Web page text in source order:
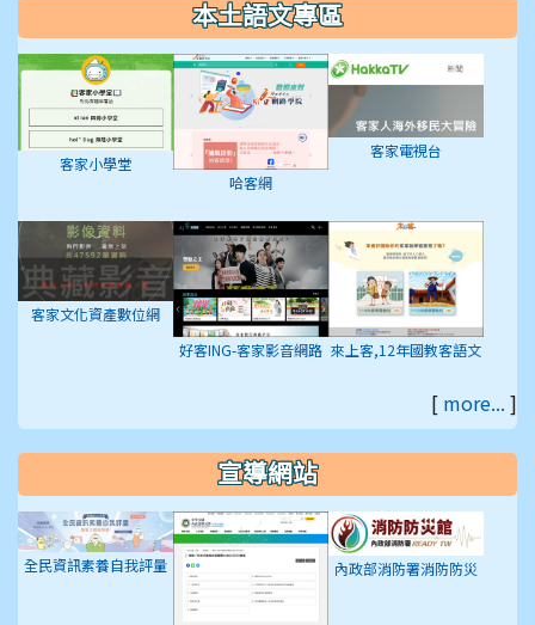
本土語文專區
客家小學堂
哈客網
客家電視台
客家文化資產數位網
好客ING-客家影音網路 來上客,12年國教客語文
[ more... ]
宣導網站
全民資訊素養自我評量
內政部消防署消防防災